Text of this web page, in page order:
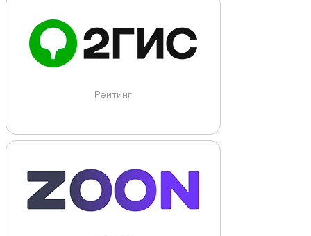
Рейтинг